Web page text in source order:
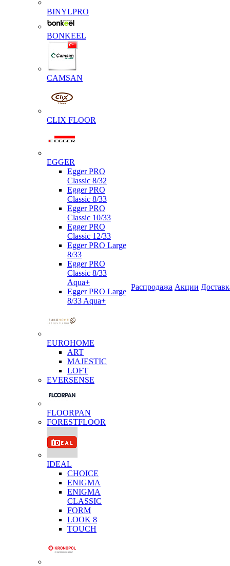
BINYLPRO
BONKEEL
CAMSAN
CLIX FLOOR
EGGER
Egger PRO
Classic 8/32
Egger PRO
Classic 8/33
Egger PRO
Classic 10/33
Egger PRO
Classic 12/33
Egger PRO Large
8/33
Egger PRO
Classic 8/33
Aqua+
Egger PRO Large
8/33 Aqua+
EUROHOME
ART
MAJESTIC
LOFT
EVERSENSE
FLOORPAN
FORESTFLOOR
IDEAL
CHOICE
ENIGMA
ENIGMA
CLASSIC
FORM
LOOK 8
TOUCH
Распродажа Акции